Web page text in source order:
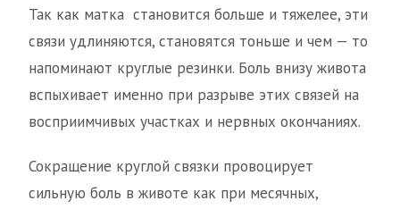
Так как матка становится больше и тяжелее, эти
связи удлиняются, становятся тоньше и чем — то
напоминают круглые резинки. Боль внизу живота
вспыхивает именно при разрыве этих связей на
восприимчивых участках и нервных окончаниях.
Сокращение круглой связки провоцирует
сильную боль в животе как при месячных,